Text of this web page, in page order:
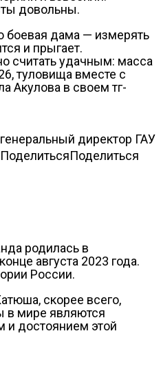
довольны.
боевая дама — измерять
и прыгает.
считать удачным: масса
туловища вместе с
Акулова в своем тг-
директор ГАУ
Поделиться
родилась в
августа 2023 года.
России.
скорее всего,
в мире являются
и достоянием этой